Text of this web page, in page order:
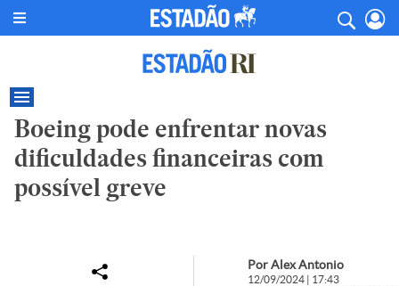
Boeing pode enfrentar novas
dificuldades financeiras com
possível greve
Por Alex Antonio
12/09/2024 | 17:43